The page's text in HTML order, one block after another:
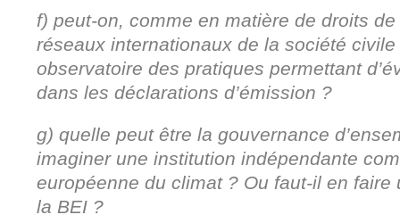
f) peut-on, comme en matière de droits de
réseaux internationaux de la société
observatoire des pratiques permettant
dans les déclarations d’émission ?
g) quelle peut être la gouvernance
imaginer une institution indépendante
européenne du climat ? Ou faut-il en
la BEI ?